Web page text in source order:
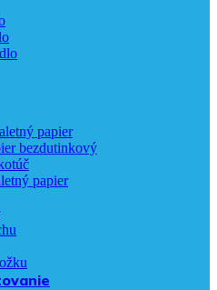
papier
bezdutinkový
papier